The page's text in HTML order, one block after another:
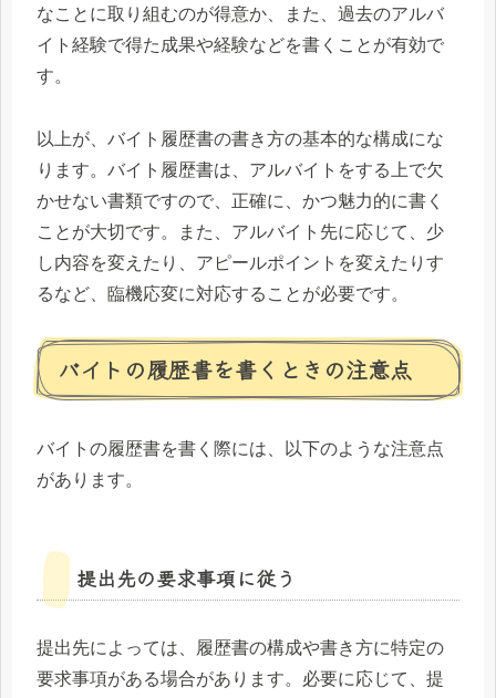
なことに取り組むのが得意か、また、過去のアルバ
イト経験で得た成果や経験などを書くことが有効で
す。
以上が、バイト履歴書の書き方の基本的な構成にな
ります。バイト履歴書は、アルバイトをする上で欠
かせない書類ですので、正確に、かつ魅力的に書く
ことが大切です。また、アルバイト先に応じて、少
し内容を変えたり、アピールポイントを変えたりす
るなど、臨機応変に対応することが必要です。
バイトの履歴書を書くときの注意点
バイトの履歴書を書く際には、以下のような注意点
があります。
提出先の要求事項に従う
提出先によっては、履歴書の構成や書き方に特定の
要求事項がある場合があります。必要に応じて、提